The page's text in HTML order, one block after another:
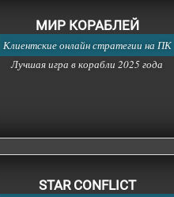
МИР КОРАБЛЕЙ
Клиентские онлайн стратегии на ПК
Лучшая игра в корабли 2025 года
STAR CONFLICT